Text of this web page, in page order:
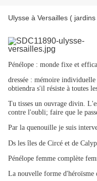
Ulysse à Versailles (
Pénélope : monde fixe et
dressée : mémoire
obtiendra s'il résiste à toutes
Tu tisses un ouvrage divin.
contre l'oubli; faire que le
Par la quenouille je suis
Ds les îles de Circé et de
Pénélope femme complète
La nouvelle forme d'héroïsme